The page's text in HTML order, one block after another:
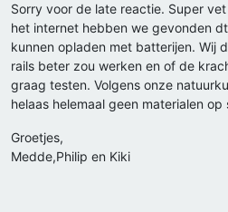
Sorry voor de late reactie. Super
het internet hebben we gevonden
kunnen opladen met batterijen. Wij
rails beter zou werken en of de
graag testen. Volgens onze
helaas helemaal geen materialen op
Groetjes,
Medde,Philip en Kiki